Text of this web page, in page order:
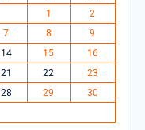
1
2
7 8
9
14 15
16
21 22
23
28 29
30